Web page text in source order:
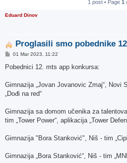
1 post • Page 1
Eduard Dinov
Proglasili smo pobednike
P
s
01 Mar 2023, 11:22
Pobednici 12. mts app konkursa:
Gimnazija „Jovan Jovanovic Zmaj“, Novi
„Dođi na red“
Gimnazija sa domom učenika za
tim „Tower Power“, aplikacija „Tower
Gimnazija "Bora Stanković", Niš - tim
Gimnazija „Bora Stanković“, Niš - tim